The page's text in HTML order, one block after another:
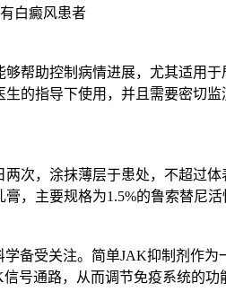
白癜风患者
帮助控制病情进展，尤其适用
的指导下使用，并且需要密切
次，涂抹薄层于患处，不超过体
，主要规格为1.5%的鲁索替尼
备受关注。简单JAK抑制剂作为
号通路，从而调节免疫系统的功